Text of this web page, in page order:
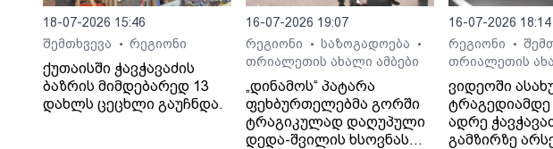
18-07-2026 15:46
შემთხვევა
• რეგიონი
ქუთაისში ჭავჭავაძის
ბაზრის მიმდებარედ 13
დახლს ცეცხლი გაუჩნდა.
16-07-2026 19:07
რეგიონი
• საზოგადოება •
თრიალეთის ახალი ამბები
„დინამოს“ პატარა
ფეხბურთელებმა გორში
ტრაგიკულად დაღუპული
დედა-შვილის ხსოვნას
16-07-2026 18:14
რეგიონი
•
თრიალეთის
ვიდეოში
ტრაგედიამდე
ადრე
გამზირზე